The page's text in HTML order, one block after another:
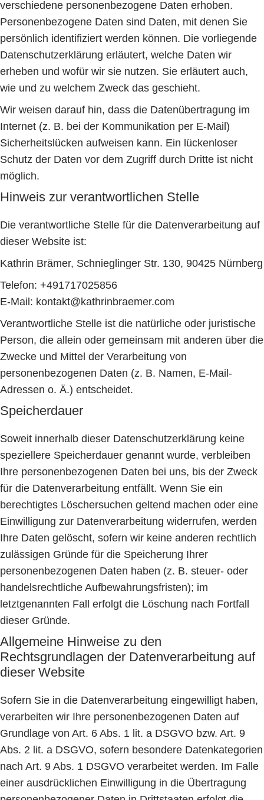
verschiedene personenbezogene Daten erhoben.
Personenbezogene Daten sind Daten, mit denen Sie
persönlich identifiziert werden können. Die vorliegende
Datenschutzerklärung erläutert, welche Daten wir
erheben und wofür wir sie nutzen. Sie erläutert auch,
wie und zu welchem Zweck das geschieht.
Wir weisen darauf hin, dass die Datenübertragung im
Internet (z. B. bei der Kommunikation per E-Mail)
Sicherheitslücken aufweisen kann. Ein lückenloser
Schutz der Daten vor dem Zugriff durch Dritte ist nicht
möglich.
Hinweis zur verantwortlichen Stelle
Die verantwortliche Stelle für die Datenverarbeitung auf
dieser Website ist:
Kathrin Brämer, Schnieglinger Str. 130, 90425 Nürnberg
Telefon: +491717025856
E-Mail: kontakt@kathrinbraemer.com
Verantwortliche Stelle ist die natürliche oder juristische
Person, die allein oder gemeinsam mit anderen über die
Zwecke und Mittel der Verarbeitung von
personenbezogenen Daten (z. B. Namen, E-Mail-
Adressen o. Ä.) entscheidet.
Speicherdauer
Soweit innerhalb dieser Datenschutzerklärung keine
speziellere Speicherdauer genannt wurde, verbleiben
Ihre personenbezogenen Daten bei uns, bis der Zweck
für die Datenverarbeitung entfällt. Wenn Sie ein
berechtigtes Löschersuchen geltend machen oder eine
Einwilligung zur Datenverarbeitung widerrufen, werden
Ihre Daten gelöscht, sofern wir keine anderen rechtlich
zulässigen Gründe für die Speicherung Ihrer
personenbezogenen Daten haben (z. B. steuer- oder
handelsrechtliche Aufbewahrungsfristen); im
letztgenannten Fall erfolgt die Löschung nach Fortfall
dieser Gründe.
Allgemeine Hinweise zu den
Rechtsgrundlagen der Datenverarbeitung auf
dieser Website
Sofern Sie in die Datenverarbeitung eingewilligt haben,
verarbeiten wir Ihre personenbezogenen Daten auf
Grundlage von Art. 6 Abs. 1 lit. a DSGVO bzw. Art. 9
Abs. 2 lit. a DSGVO, sofern besondere Datenkategorien
nach Art. 9 Abs. 1 DSGVO verarbeitet werden. Im Falle
einer ausdrücklichen Einwilligung in die Übertragung